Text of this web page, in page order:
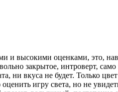
и высокими оценками, это,
закрытое, интроверт, само
ни вкуса не будет. Только
игру света, но не